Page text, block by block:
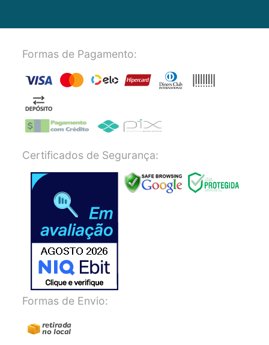
Formas de Pagamento:
Certificados de Segurança:
Formas de Envio: